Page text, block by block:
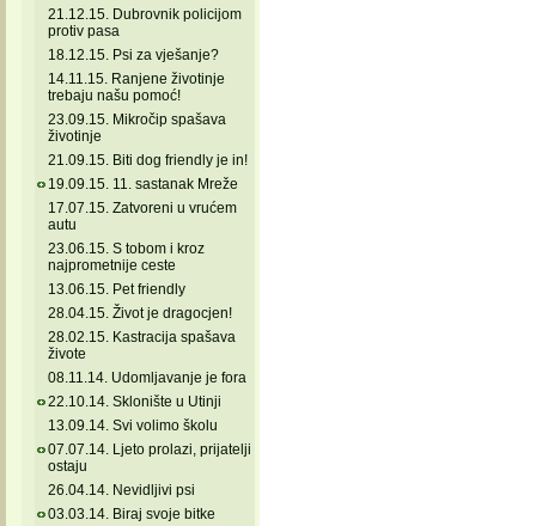
21.12.15. Dubrovnik policijom
protiv pasa
18.12.15. Psi za vješanje?
14.11.15. Ranjene životinje
trebaju našu pomoć!
23.09.15. Mikročip spašava
životinje
21.09.15. Biti dog friendly je in!
19.09.15. 11. sastanak Mreže
17.07.15. Zatvoreni u vrućem
autu
23.06.15. S tobom i kroz
najprometnije ceste
13.06.15. Pet friendly
28.04.15. Život je dragocjen!
28.02.15. Kastracija spašava
živote
08.11.14. Udomljavanje je fora
22.10.14. Sklonište u Utinji
13.09.14. Svi volimo školu
07.07.14. Ljeto prolazi, prijatelji
ostaju
26.04.14. Nevidljivi psi
03.03.14. Biraj svoje bitke